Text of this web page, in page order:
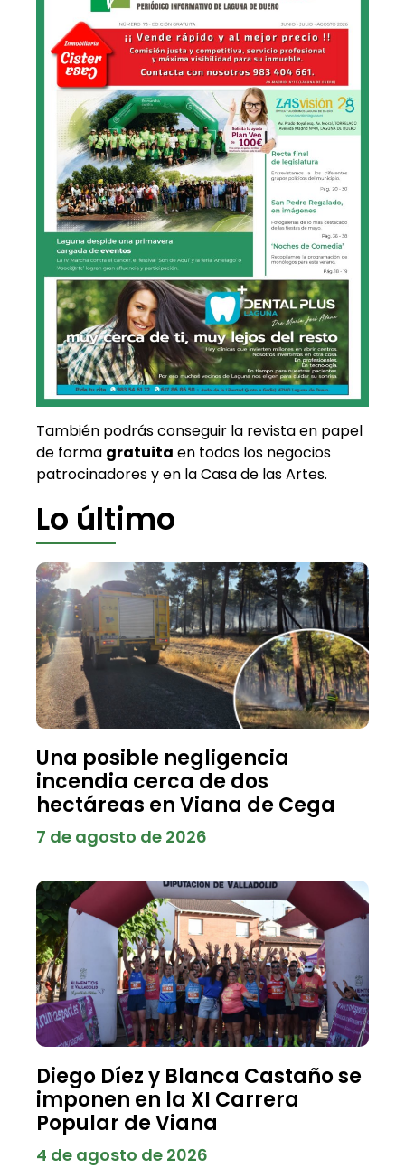
También podrás conseguir la revista en papel
de forma gratuita en todos los negocios
patrocinadores y en la Casa de las Artes.
Lo último
Una posible negligencia
incendia cerca de dos
hectáreas en Viana de Cega
7 de agosto de 2026
Diego Díez y Blanca Castaño se
imponen en la XI Carrera
Popular de Viana
4 de agosto de 2026